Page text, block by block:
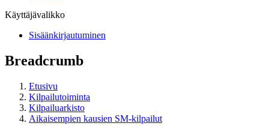
Käyttäjävalikko
Sisäänkirjautuminen
Breadcrumb
Etusivu
Kilpailutoiminta
Kilpailuarkisto
Aikaisempien kausien SM-kilpailut